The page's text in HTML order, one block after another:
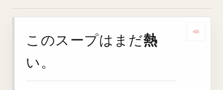
このスープはまだ熱
い。